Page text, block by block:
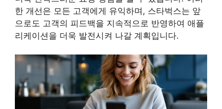
한 개선은 모든 고객에게 유익하며, 스타벅스는 앞
으로도 고객의 피드백을 지속적으로 반영하여 애플
리케이션을 더욱 발전시켜 나갈 계획입니다.